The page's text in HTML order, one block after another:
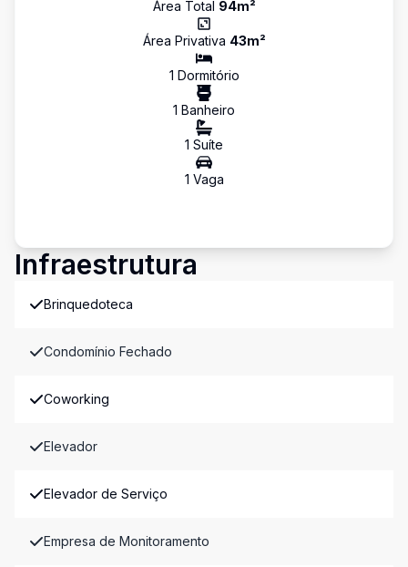
Área Total 94m²
Área Privativa 43m²
1 Dormitório
1 Banheiro
1 Suíte
1 Vaga
Infraestrutura
Brinquedoteca
Condomínio Fechado
Coworking
Elevador
Elevador de Serviço
Empresa de Monitoramento